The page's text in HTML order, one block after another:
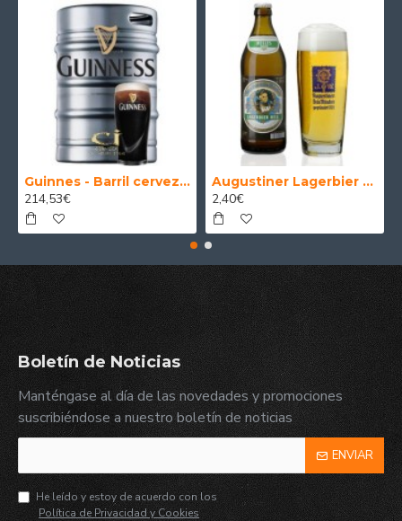
Guinnes - Barril cerveza 30 Litros
214,53€
Augustiner Lagerbier Hell - Cerveza Alemana Munich Helles Lager 50 cl.
2,40€
Boletín de Noticias
Manténgase al día de las novedades y promociones
suscribiéndose a nuestro boletín de noticias
ENVIAR
He leído y estoy de acuerdo con los
Política de Privacidad y Cookies